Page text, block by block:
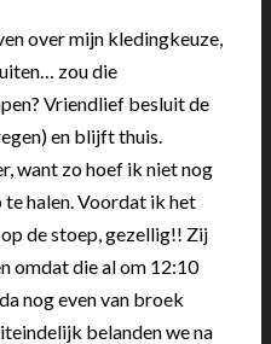
over mijn kledingkeuze,
zou die
Vriendlief besluit de
en blijft thuis.
want zo hoef ik niet nog
halen. Voordat ik het
de stoep, gezellig!! Zij
omdat die al om 12:10
nog even van broek
belanden we na